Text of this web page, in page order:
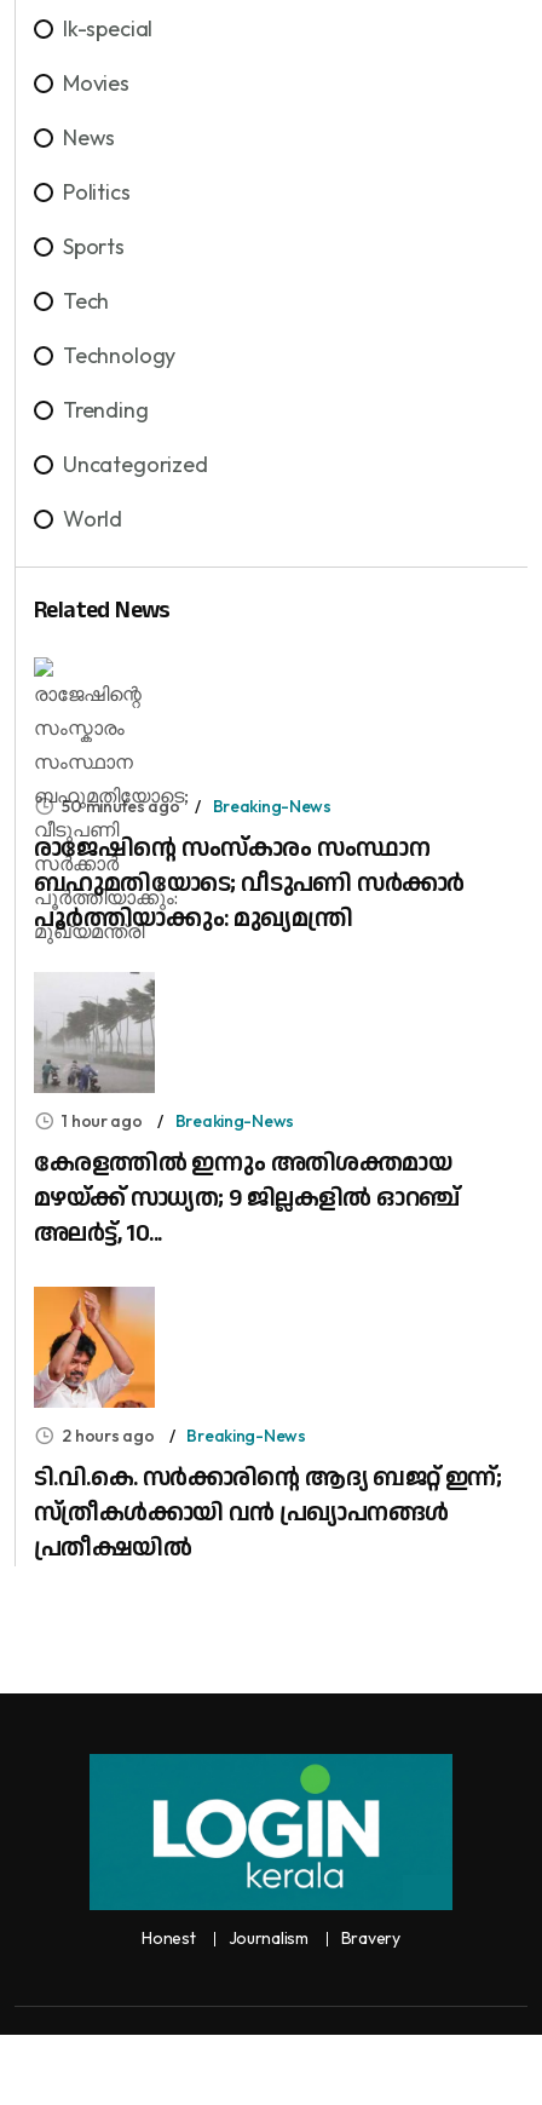
lk-special
Movies
News
Politics
Sports
Tech
Technology
Trending
Uncategorized
World
Related News
50 minutes ago Breaking-News
രാജേഷിന്റെ സംസ്കാരം സംസ്ഥാന
ബഹുമതിയോടെ; വീടുപണി സർക്കാർ
പൂർത്തിയാക്കും: മുഖ്യമന്ത്രി
1 hour ago Breaking-News
കേരളത്തിൽ ഇന്നും അതിശക്തമായ
മഴയ്ക്ക് സാധ്യത; 9 ജില്ലകളിൽ ഓറഞ്ച്
അലർട്ട്, 10...
2 hours ago Breaking-News
ടി.വി.കെ. സർക്കാരിന്റെ ആദ്യ ബജറ്റ് ഇന്ന്;
സ്ത്രീകൾക്കായി വൻ പ്രഖ്യാപനങ്ങൾ
പ്രതീക്ഷയിൽ
Honest Journalism Bravery